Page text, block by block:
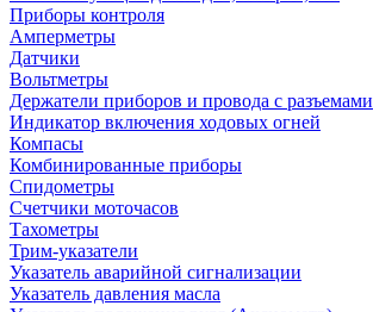
Приборы контроля
Амперметры
Датчики
Вольтметры
Держатели приборов и провода с разъемами
Индикатор включения ходовых огней
Компасы
Комбинированные приборы
Спидометры
Счетчики моточасов
Тахометры
Трим-указатели
Указатель аварийной сигнализации
Указатель давления масла